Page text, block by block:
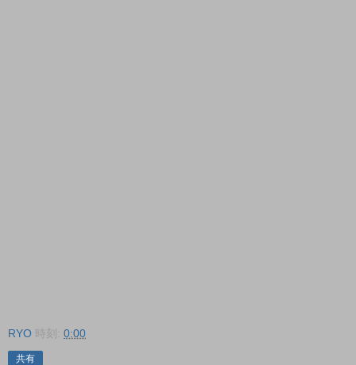
RYO 時刻: 0:00
共有